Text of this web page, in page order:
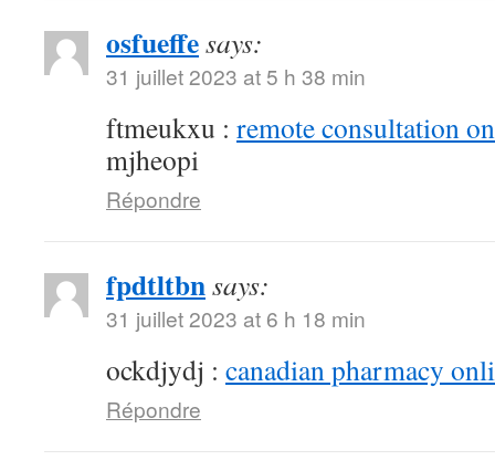
osfueffesays:
31 juillet 2023 at 5 h 38 min
ftmeukxu : remote consultation
mjheopi
Répondre
fpdtltbnsays:
31 juillet 2023 at 6 h 18 min
ockdjydj : canadian pharmacy
Répondre